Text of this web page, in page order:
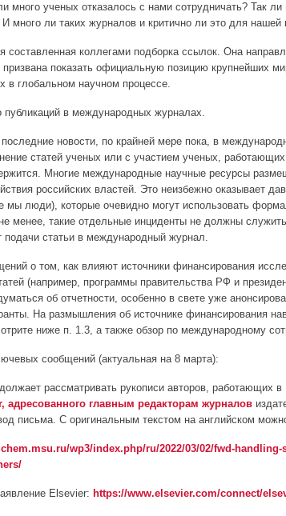
много ученых отказалось с нами сотрудничать? Так
И много ли таких журналов и критично ли это для
составленная коллегами подборка ссылок. Она
призвана показать официальную позицию крупнейших
в глобальном научном процессе.
публикаций в международных журналах.
новости, по крайней мере пока, в
статей ученых или с участием ученых,
Многие международные научные ресурсы
российских властей. Это неизбежно оказывает
мы люди), которые очевидно могут использовать
менее, такие отдельные инциденты не должны
подачи статьи в международный журнал.
о том, как влияют источники финансирования
(например, программы правительства РФ и
об отчетности, особенно в свете уже
На размышления об источнике финансирования
ниже п. 1.3, а также обзор по международному
сообщений (актуальная на 8 марта):
рассматривать рукописи авторов, работающих
адресованного главным редакторам журналов
письма. С оригинальным текстом на английском
wp3/index.php/ru/2022/03/02/fwd-
Elsevier: https://www.elsevier.com/connect/